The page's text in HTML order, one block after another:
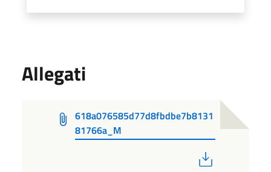
Allegati
618a076585d77d8fbdbe7b8131
81766a_M